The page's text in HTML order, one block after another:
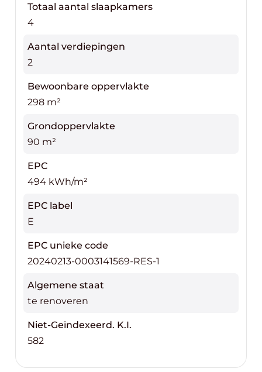
Contacteer Top Vastgoed voor een bezoek en
ontdek alle mogelijkheden ter plaatse. 0475 700
700
Totaal aantal slaapkamers
4
Aantal verdiepingen
2
Bewoonbare oppervlakte
298 m²
Grondoppervlakte
90 m²
EPC
494 kWh/m²
EPC label
E
EPC unieke code
20240213-0003141569-RES-1
Algemene staat
te renoveren
Niet-Geïndexeerd. K.I.
582